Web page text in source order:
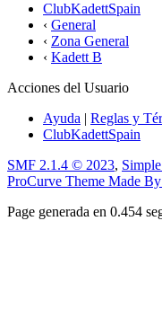
ClubKadettSpain
‹ General
‹ Zona General
‹ Kadett B
Acciones del Usuario
Ayuda | Reglas y
ClubKadettSpain
SMF 2.1.4 © 2023,
ProCurve Theme Made
Page generada en 0.454